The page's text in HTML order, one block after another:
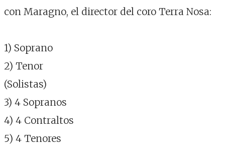
con Maragno, el director del coro Terra Nosa:
1) Soprano
2) Tenor
(Solistas)
3) 4 Sopranos
4) 4 Contraltos
5) 4 Tenores